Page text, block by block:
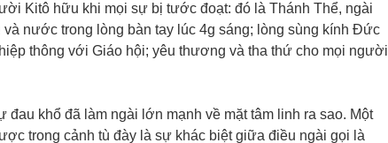
Kitô hữu khi mọi sự bị tước đoạt: đó là Thánh Thể, ngài
nước trong lòng bàn tay lúc 4g sáng; lòng sùng kính Đức
thông với Giáo hội; yêu thương và tha thứ cho mọi người
đau khổ đã làm ngài lớn mạnh về mặt tâm linh ra sao. Một
trong cảnh tù đày là sự khác biệt giữa điều ngài gọi là